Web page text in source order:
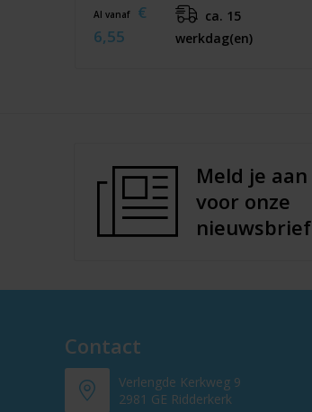
Al vanaf
€
6,55
ca. 15
werkdag(en)
Meld je aan
voor onze
nieuwsbrief
Contact
Verlengde Kerkweg 9
2981 GE Ridderkerk